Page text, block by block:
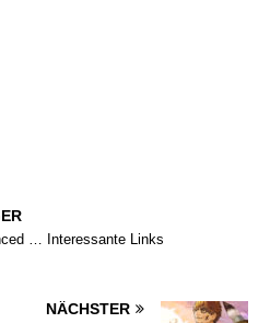
… Interessante Links
NÄCHSTER